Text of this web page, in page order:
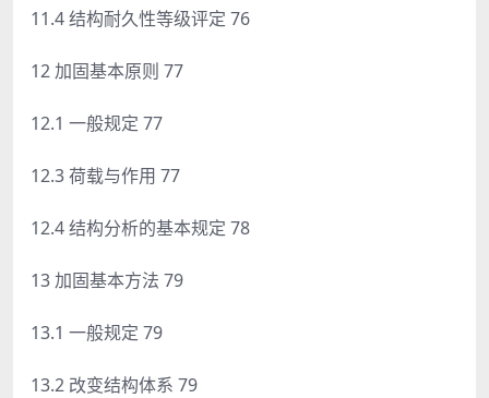
11.4 结构耐久性等级评定 76
12 加固基本原则 77
12.1 一般规定 77
12.3 荷载与作用 77
12.4 结构分析的基本规定 78
13 加固基本方法 79
13.1 一般规定 79
13.2 改变结构体系 79